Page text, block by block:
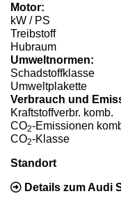
Motor:
kW / PS
Treibstoff
Hubraum
Umweltnormen:
Schadstoffklasse
Umweltplakette
Verbrauch und
Kraftstoffverbr. komb.
CO2-Emissionen
CO2-Klasse
Standort
Details zum Audi